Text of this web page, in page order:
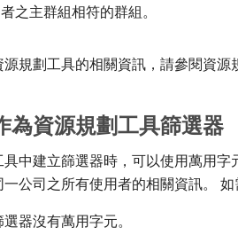
之主群組相符的群組。
規劃工具的相關資訊，請參閱資源
為資源規劃工具篩選器
中建立篩選器時，可以使用萬用字
公司之所有使用者的相關資訊。
器沒有萬用字元。